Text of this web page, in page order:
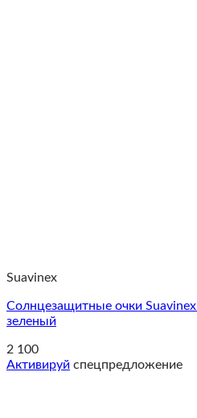
Suavinex
Солнцезащитные очки
зеленый
2 100
Активируй спецпредложение